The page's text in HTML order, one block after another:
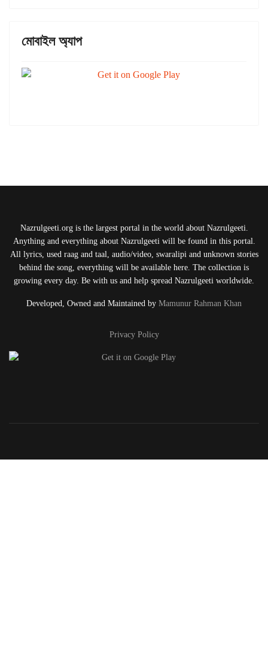
মোবাইল অ্যাপ
Nazrulgeeti.org is the largest portal in the world about Nazrulgeeti.
Anything and everything about Nazrulgeeti will be found in this portal.
All lyrics, used raag and taal, audio/video, swaralipi and unknown stories
behind the song, everything will be available here. The collection is
growing every day. Be with us and help spread Nazrulgeeti worldwide.
Developed, Owned and Maintained by Mamunur Rahman Khan
Privacy Policy